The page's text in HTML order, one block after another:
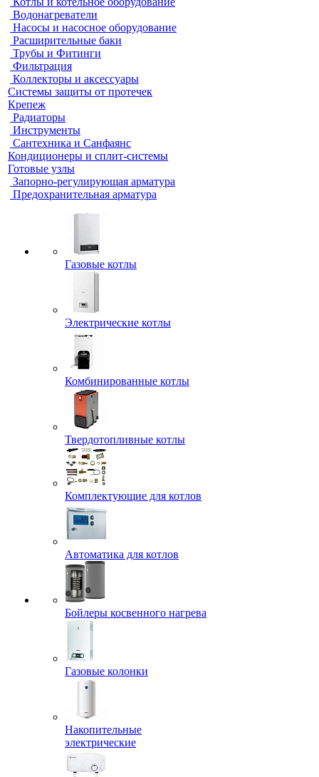
Водонагреватели
Насосы и насосное оборудование
Расширительные баки
Трубы и Фитинги
Фильтрация
Коллекторы и аксессуары
Системы защиты от протечек
Крепеж
Радиаторы
Инструменты
Сантехника и Санфаянс
Кондиционеры и сплит-системы
Готовые узлы
Запорно-регулирующая арматура
Предохранительная арматура
Газовые котлы
Электрические котлы
Комбинированные котлы
Твердотопливные котлы
Комплектующие для котлов
Автоматика для котлов
Бойлеры косвенного нагрева
Газовые колонки
Накопительные
электрические